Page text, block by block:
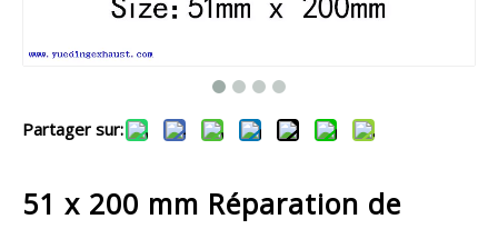
Partager sur:
51 x 200 mm Réparation de